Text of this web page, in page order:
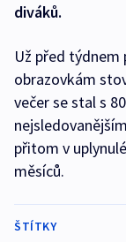
diváků.
Už před týdnem
obrazovkám
večer se stal s
přitom v
měsíců.
ŠTÍTKY